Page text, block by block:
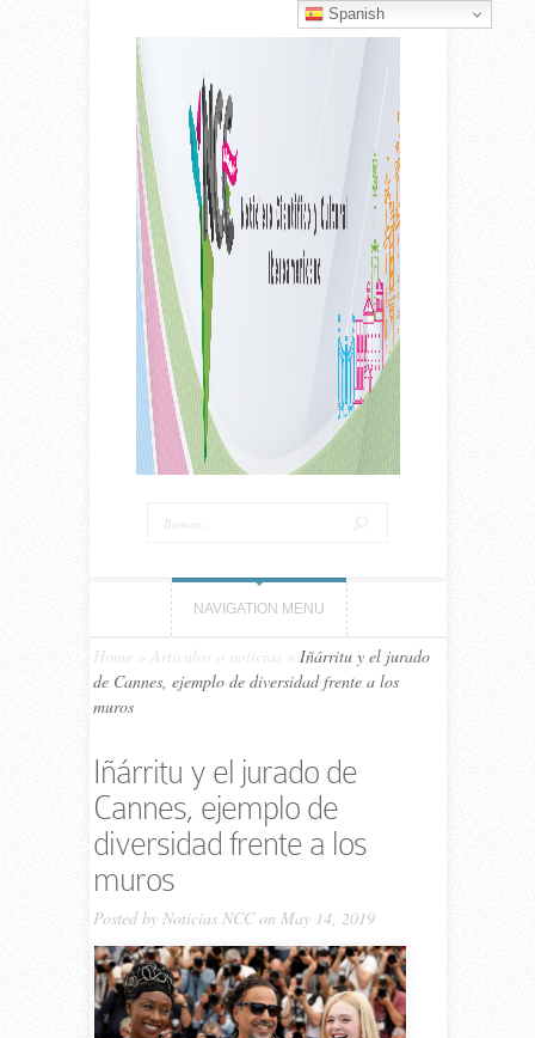
NAVIGATION MENU
Home Artículos o noticias
Iñárritu y el jurado
de Cannes, ejemplo de diversidad frente a los
muros
Iñárritu y el jurado de
Cannes, ejemplo de
diversidad frente a los
muros
Posted by Noticias NCCon May 14, 2019
Spanish